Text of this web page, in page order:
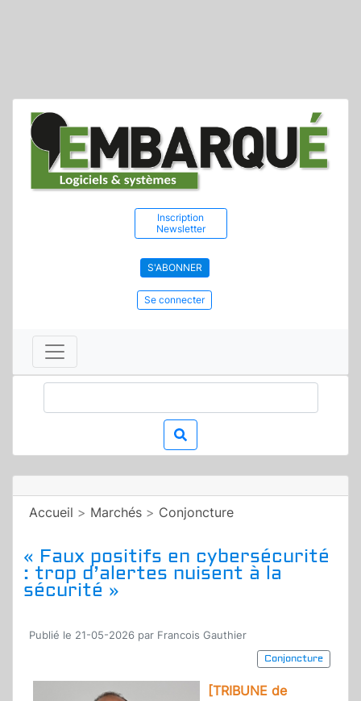
Inscription
Newsletter
S'ABONNER
Se connecter
Accueil > Marchés > Conjoncture
« Faux positifs en cybersécurité
: trop d’alertes nuisent à la
sécurité »
Publié le 21-05-2026 par Francois Gauthier
Conjoncture
[TRIBUNE de